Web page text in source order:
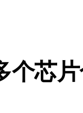
个芯